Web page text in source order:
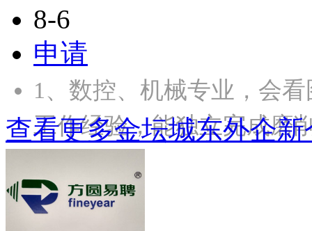
8-6
申请
1、数控、机械专业，会
工作经验，能独立完成
查看更多金坛城东外企